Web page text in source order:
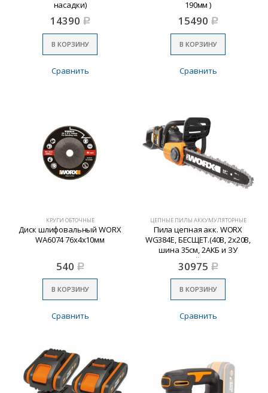
насадки)
14390 Р
В КОРЗИНУ
Сравнить
190мм )
15490 Р
В КОРЗИНУ
Сравнить
КРУГИ ОБТОЧНЫЕ
Диск шлифовальный WORX
WА6074 76х4х10мм
540 Р
В КОРЗИНУ
Сравнить
ЦЕПНЫЕ ПИЛЫ АККУМУЛЯТОРНЫЕ
Пила цепная акк. WORX
WG384E, БЕСЩЕТ.(40В, 2х20В,
шина 35см, 2АКБ и ЗУ
двойное)
30975 Р
В КОРЗИНУ
Сравнить